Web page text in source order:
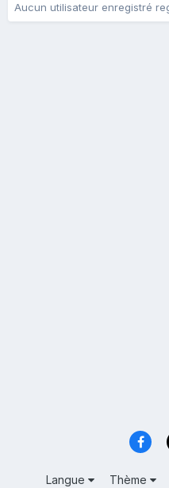
Aucun utilisateur enregistré
Langue Thème